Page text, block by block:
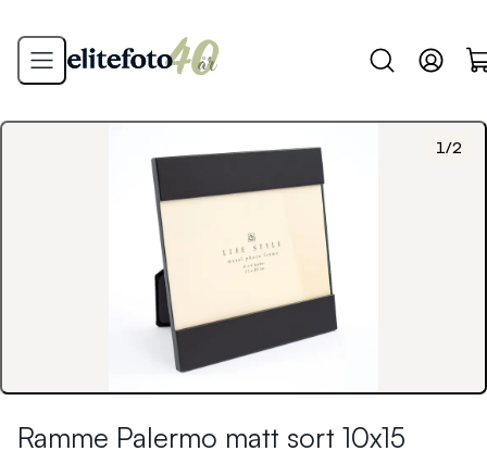
1 /2
Ramme Palermo matt sort 10x15